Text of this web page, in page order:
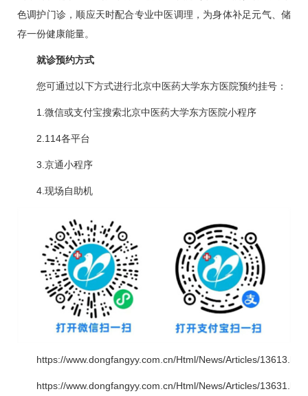
色调护门诊，顺应天时配合专业中医调理，为身体补足元气、储
存一份健康能量。
就诊预约方式
您可通过以下方式进行北京中医药大学东方医院预约挂号：
1.微信或支付宝搜索北京中医药大学东方医院小程序
2.114各平台
3.京通小程序
4.现场自助机
https://www.dongfangyy.com.cn/Html/News/Articles/13613.html
https://www.dongfangyy.com.cn/Html/News/Articles/13631.html